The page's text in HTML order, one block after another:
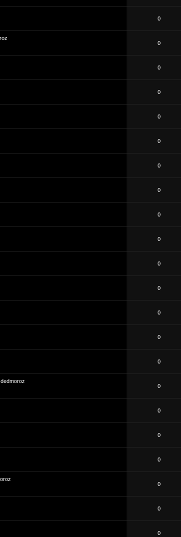
0
0
0
0
0
0
0
0
0
0
0
0
0
0
0
dedmoroz
0
0
0
0
0
0
0